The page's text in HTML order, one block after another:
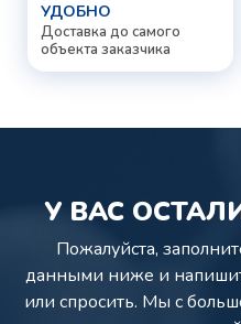
УДОБНО
Доставка до самого
объекта заказчика
У ВАС
Пожалуйста,
данными ниже и
или спросить. Мы с